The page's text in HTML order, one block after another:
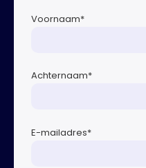
Voornaam*
Achternaam*
E-mailadres*